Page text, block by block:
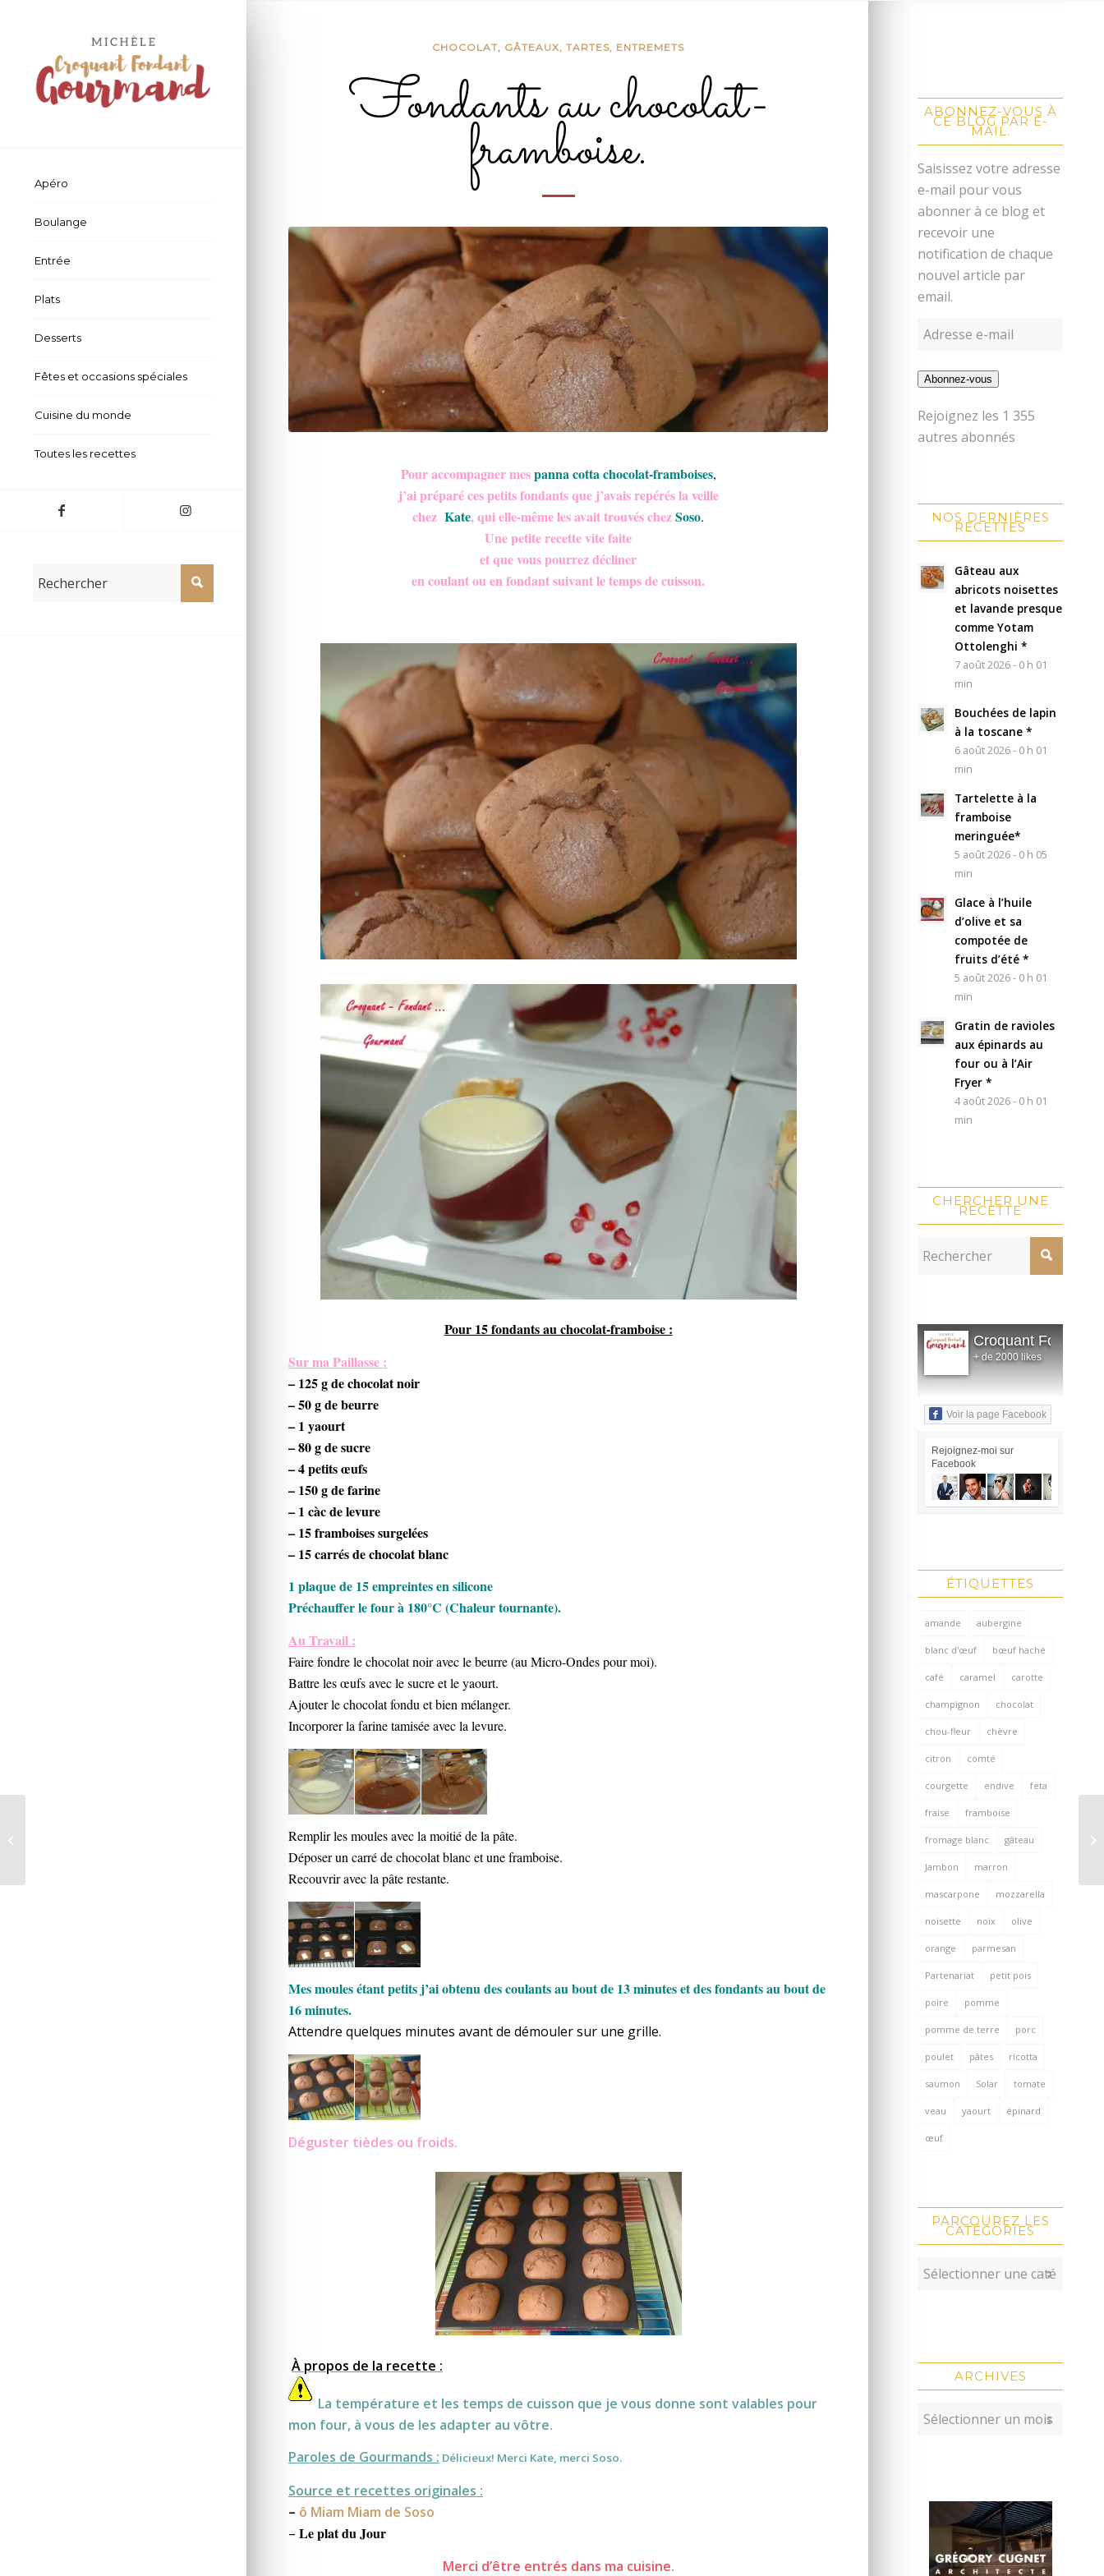
Apéro
Boulange
Entrée
Plats
Desserts
Fêtes et occasions spéciales
Cuisine du monde
Toutes les recettes
CHOCOLAT, GÂTEAUX, TARTES, ENTREMETS
Fondants au chocolat-
framboise.
Pour accompagner mespanna cotta chocolat-framboises,
j’ai préparé ces petits fondants que j’avais repérés la veille
chez Kate, qui elle-même les avait trouvés chezSoso.
Une petite recette vite faite
et que vous pourrez décliner
en coulant ou en fondant suivant le temps de cuisson.
Pour 15 fondants au chocolat-framboise :
Sur ma Paillasse :
– 125 g de chocolat noir
– 50 g de beurre
– 1 yaourt
– 80 g de sucre
– 4 petits œufs
– 150 g de farine
– 1 càc de levure
– 15 framboises surgelées
– 15 carrés de chocolat blanc
1 plaque de 15 empreintes en silicone
Préchauffer le four à 180°C (Chaleur tournante).
Au Travail :
Faire fondre le chocolat noir avec le beurre (au Micro-Ondes pour moi).
Battre les œufs avec le sucre et le yaourt.
Ajouter le chocolat fondu et bien mélanger.
Incorporer la farine tamisée avec la levure.
Remplir les moules avec la moitié de la pâte.
Déposer un carré de chocolat blanc et une framboise.
Recouvrir avec la pâte restante.
Mes moules étant petits j’ai obtenu des coulants au bout de 13 minutes et des fondants au bout de
16 minutes.
Attendre quelques minutes avant de démouler sur une grille.
Déguster tièdes ou froids.
À propos de la recette :
La température et les temps de cuisson que je vous donne sont valables pour
mon four, à vous de les adapter au vôtre.
Paroles de Gourmands : Délicieux! Merci Kate, merci Soso.
Source et recettes originales :
– ô Miam Miam de Soso
– Le plat du Jour
Merci d’être entrés dans ma cuisine.
ABONNEZ-VOUS À
CE BLOG PAR E-
MAIL.
Saisissez votre adresse
e-mail pour vous
abonner à ce blog et
recevoir une
notification de chaque
nouvel article par
email.
Abonnez-vous
Rejoignez les 1 355
autres abonnés
NOS DERNIÈRES
RECETTES
Gâteau aux
abricots noisettes
et lavande presque
comme Yotam
Ottolenghi *
7 août 2026 - 0 h 01
min
Bouchées de lapin
à la toscane *
6 août 2026 - 0 h 01
min
Tartelette à la
framboise
meringuée*
5 août 2026 - 0 h 05
min
Glace à l’huile
d’olive et sa
compotée de
fruits d’été *
5 août 2026 - 0 h 01
min
Gratin de ravioles
aux épinards au
four ou à l’Air
Fryer *
4 août 2026 - 0 h 01
min
CHERCHER UNE
RECETTE
Croquant Fondant
+ de 2000 likes
Voir la page Facebook
Rejoignez-moi sur
Facebook
ÉTIQUETTES
amande aubergine
blanc d'œuf bœuf haché
café caramel carotte
champignon chocolat
chou-fleur chèvre
citron comté
courgette endive feta
fraise framboise
fromage blanc gâteau
Jambon marron
mascarpone mozzarella
noisette noix olive
orange parmesan
Partenariat petit pois
poire pomme
pomme de terre porc
poulet pâtes ricotta
saumon Solar tomate
veau yaourt épinard
œuf
PARCOUREZ LES
CATÉGORIES
ARCHIVES